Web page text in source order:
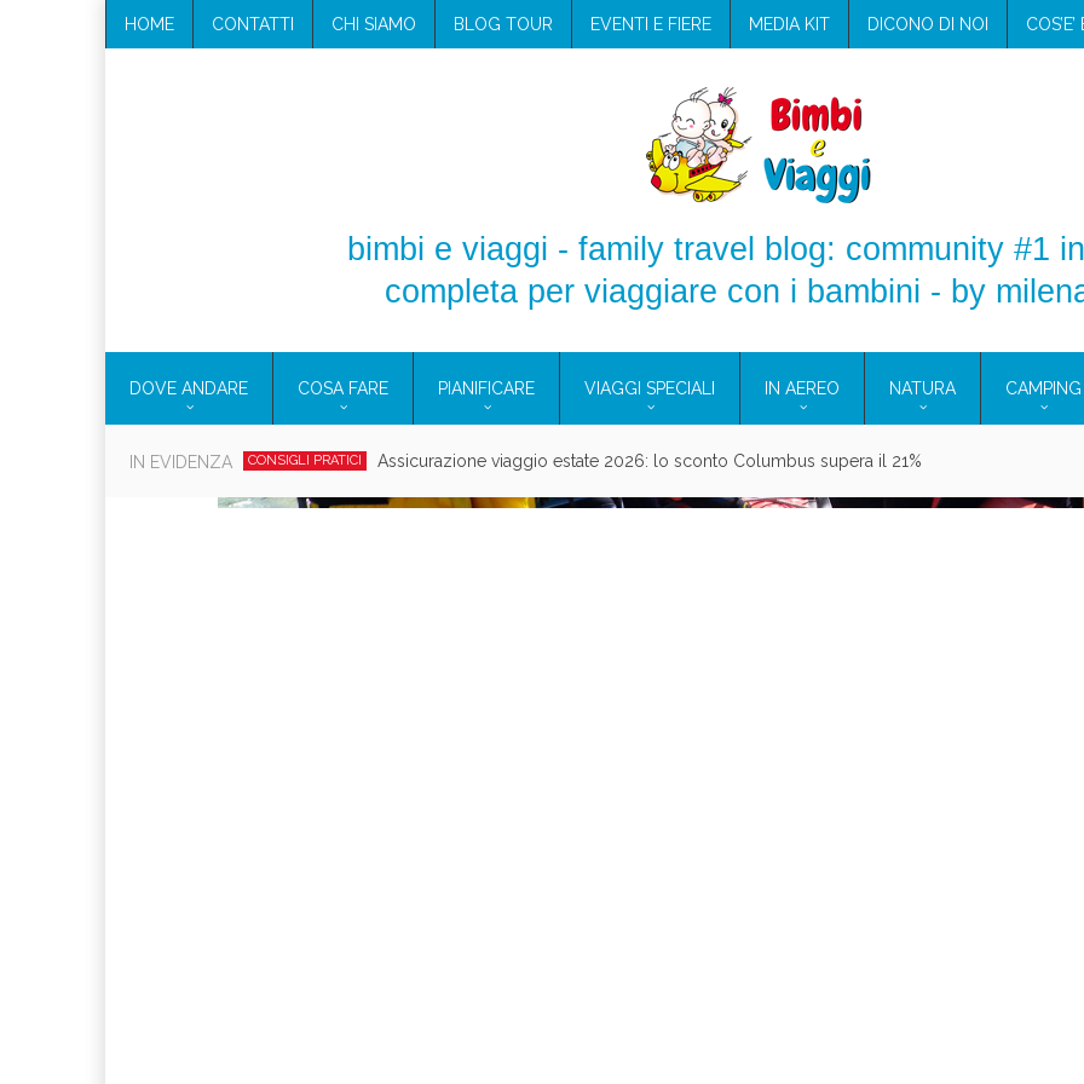
HOME CONTATTI CHI SIAMO BLOG TOUR EVENTI E FIERE MEDIA KIT DICONO DI NOI
bimbi e viaggi - family travel blog: community #1
completa per viaggiare con i bambini - by
DOVE ANDARE COSA FARE PIANIFICARE VIAGGI SPECIALI IN AEREO NATURA CAMPING
IN EVIDENZA CONSIGLI PRATICI Cosmetici solidi in viaggio: i prodotti che hanno conquistato la mia valigia (e la pelle